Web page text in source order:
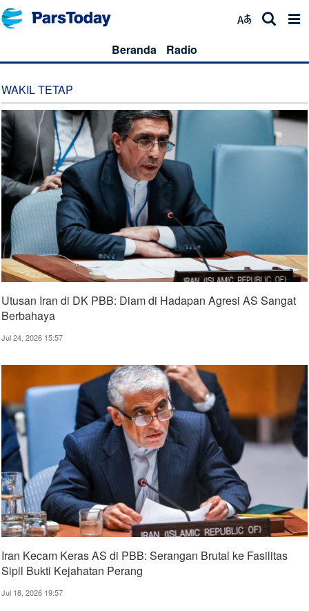
Beranda Radio
WAKIL TETAP
Utusan Iran di DK PBB: Diam di Hadapan Agresi AS Sangat
Berbahaya
Jul 24, 2026 15:57
Iran Kecam Keras AS di PBB: Serangan Brutal ke Fasilitas
Sipil Bukti Kejahatan Perang
Jul 18, 2026 19:57